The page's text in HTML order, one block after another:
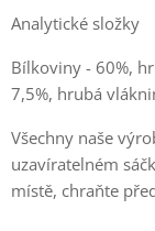
Analytické složky
Bílkoviny - 60%,
7,5%, hrubá
Všechny naše
uzavíratelném
místě, chraňte